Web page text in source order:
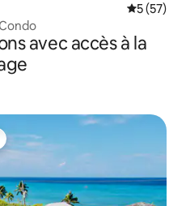
5 (57)
avec accès à la
plus appréciés